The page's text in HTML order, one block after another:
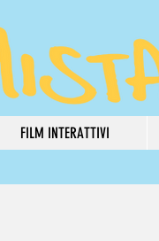
FILM INTERATTIVI